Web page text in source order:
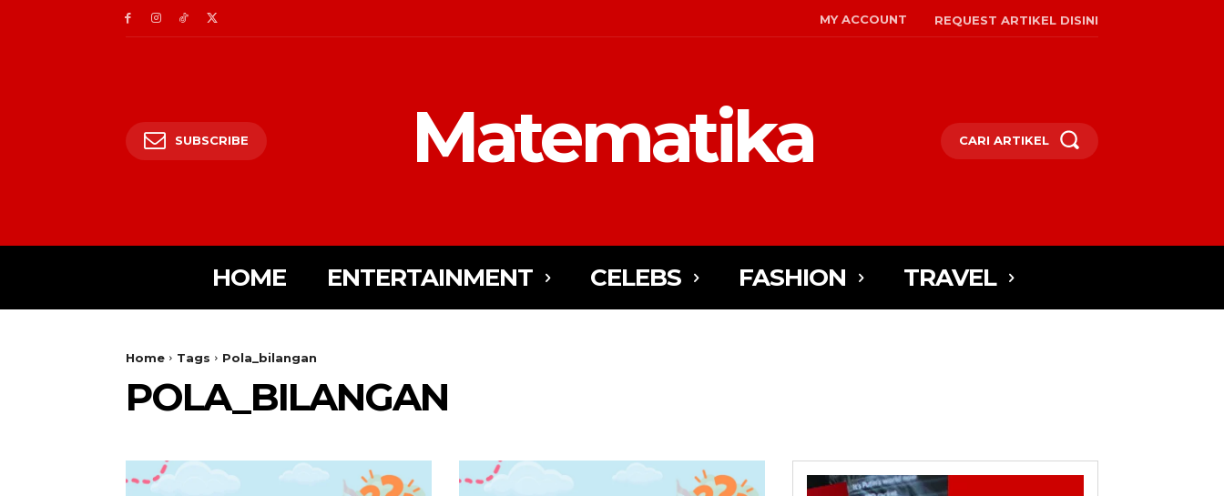
MY ACCOUNT REQUEST ARTIKEL DISINI
SUBSCRIBE Matematika CARI ARTIKEL
HOME ENTERTAINMENT CELEBS FASHION TRAVEL
Home Tags Pola_bilangan
POLA_BILANGAN